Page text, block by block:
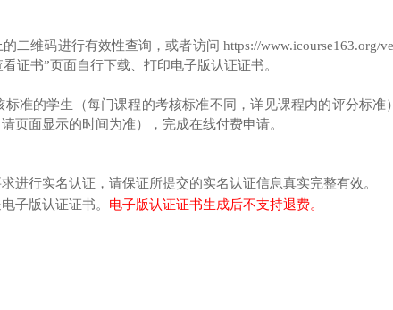
二维码进行有效性查询，或者访问 https://www.icourse163.org/
证书”页面自行下载、打印电子版认证证书。
准的学生（每门课程的考核标准不同，详见课程内的评分标准
页面显示的时间为准），完成在线付费申请。
进行实名认证，请保证所提交的实名认证信息真实完整有效。
子版认证证书。 电子版认证证书生成后不支持退费。